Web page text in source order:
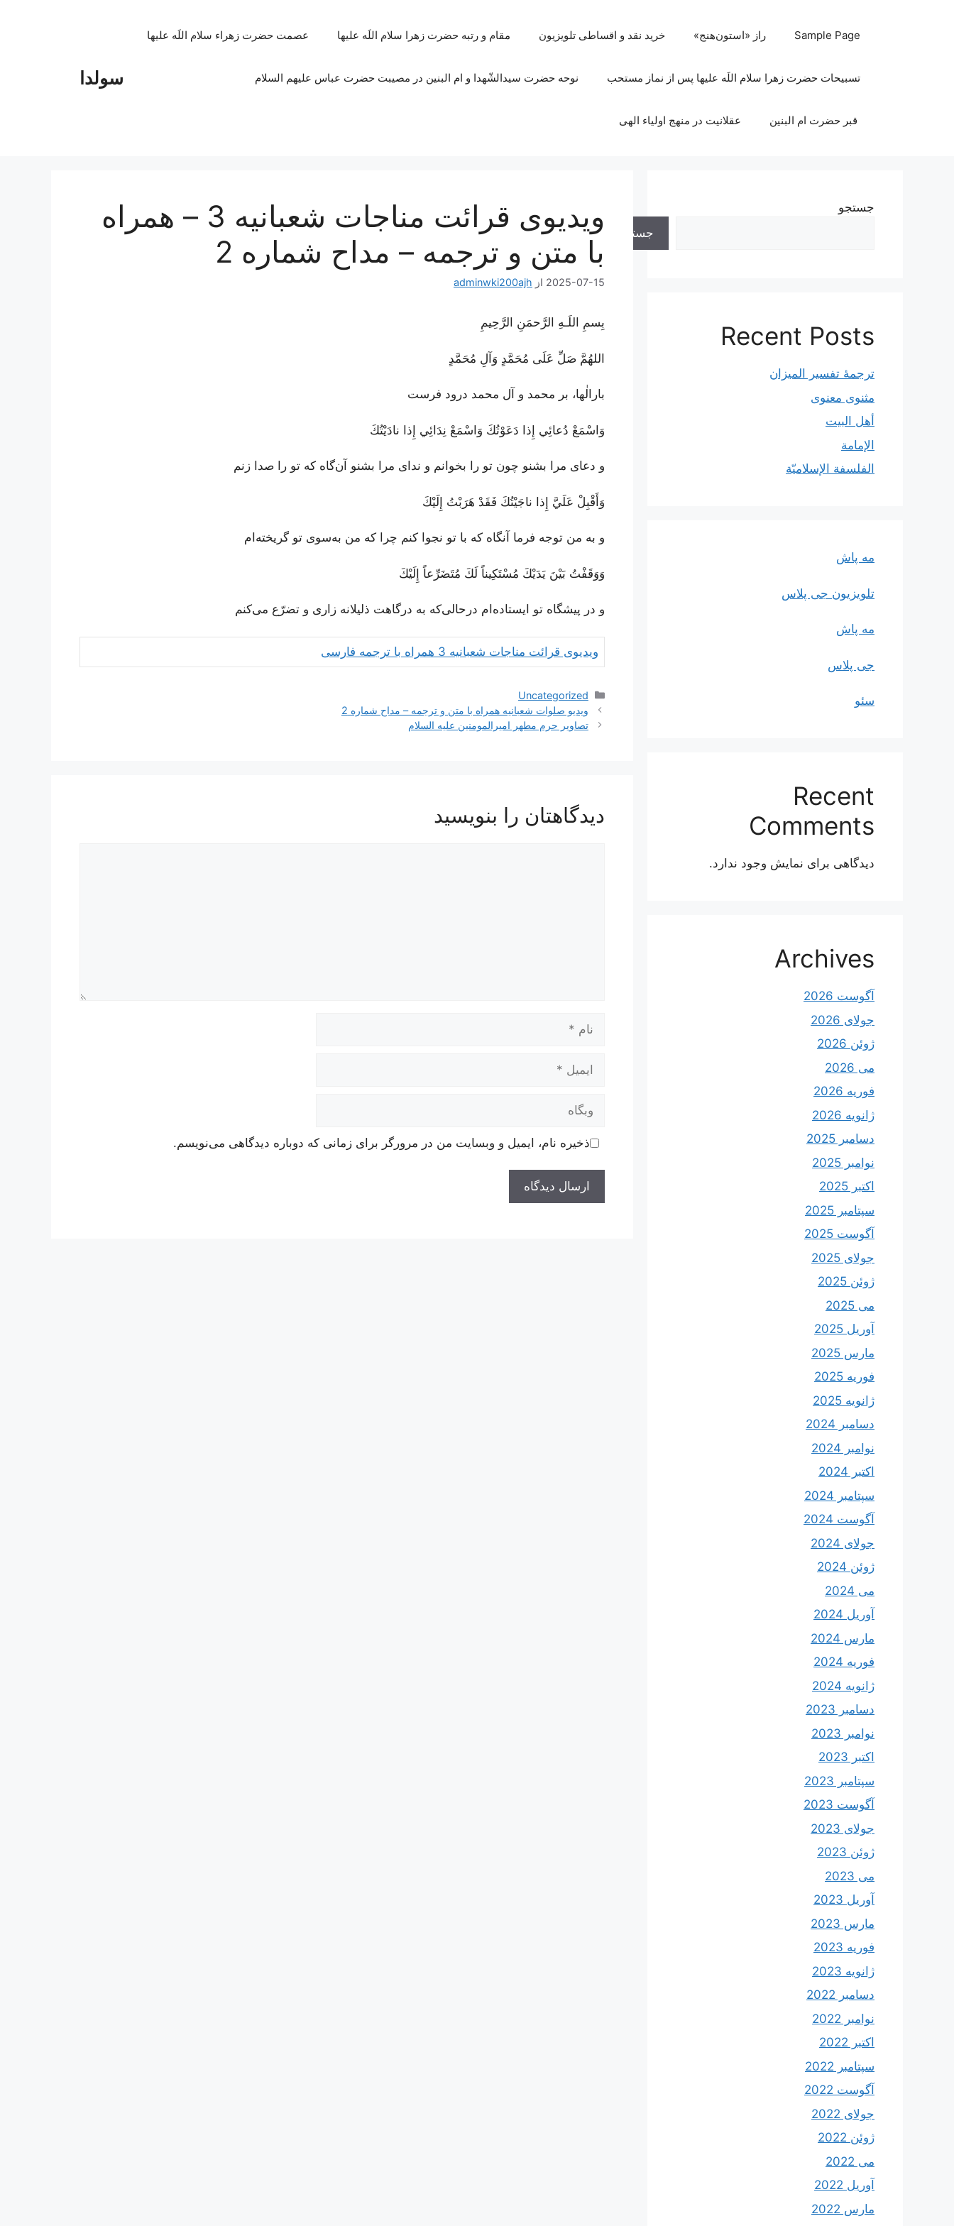
سولدا
Sample Page راز «استون‌هنج» خرید نقد و اقساطی تلویزیون مقام و رتبه حضرت زهرا سلام اللَه علیها عصمت حضرت زهراء سلام اللَه علیها
تسبیحات حضرت زهرا سلام اللَه علیها پس از نماز مستحب نوحه حضرت سیدالشّهدا و ام البنین در مصیبت حضرت عباس علیهم السلام
قبر حضرت ام البنین عقلانیت در منهج اولیاء الهی
ویدیوی قرائت مناجات شعبانیه 3 – همراه
با متن و ترجمه – مداح شماره 2
2025-07-15 از adminwki200ajh
بِسمِ اللَـهِ الرَّحمَنِ الرَّحِيمِ
اللهُمَّ صَلِّ عَلَى مُحَمَّدٍ وَآلِ مُحَمَّدٍ
بارالٰها، بر محمد و آل محمد درود فرست
وَاسْمَعْ دُعائِي إِذا دَعَوْتُكَ وَاسْمَعْ نِدَائِي إِذا نادَيْتُكَ
و دعای مرا بشنو چون تو را بخوانم و ندای مرا بشنو آن‌گاه که تو را صدا زنم
وَأَقْبِلْ عَلَيَّ إِذا ناجَيْتُكَ فَقَدْ هَرَبْتُ إِلَيْكَ
و به من توجه فرما آنگاه که با تو نجوا کنم چرا که من به‌سوی تو گریخته‌ام
وَوَقَفْتُ بَيْنَ يَدَيْكَ مُسْتَكِيناً لَكَ مُتَضَرِّعاً إِلَيْكَ
و در پیشگاه تو ایستاده‌ام درحالی‌که به درگاهت ذلیلانه زاری و تضرّع می‌کنم
ویدیوی قرائت مناجات شعبانیه 3 همراه با ترجمه فارسی
دسته‌ها
Uncategorized
ناوبری
نوشته‌ها
ویدیو صلوات شعبانیه همراه با متن و ترجمه – مداح شماره 2
تصاویر حرم مطهر امیرالمومنین علیه السلام
دیدگاهتان را بنویسید
وبگاه
ذخیره نام، ایمیل و وبسایت من در مرورگر برای زمانی که دوباره دیدگاهی می‌نویسم.
جستجو
جستجو
Recent Posts
ترجمۀ تفسیر المیزان
مثنوی معنوی
أهل البيت
الإمامة
الفلسفة الإسلاميّة
مه پاش
تلویزیون جی پلاس
مه پاش
جی پلاس
سئو
Recent
Comments
دیدگاهی برای نمایش وجود ندارد.
Archives
آگوست 2026
جولای 2026
ژوئن 2026
می 2026
فوریه 2026
ژانویه 2026
دسامبر 2025
نوامبر 2025
اکتبر 2025
سپتامبر 2025
آگوست 2025
جولای 2025
ژوئن 2025
می 2025
آوریل 2025
مارس 2025
فوریه 2025
ژانویه 2025
دسامبر 2024
نوامبر 2024
اکتبر 2024
سپتامبر 2024
آگوست 2024
جولای 2024
ژوئن 2024
می 2024
آوریل 2024
مارس 2024
فوریه 2024
ژانویه 2024
دسامبر 2023
نوامبر 2023
اکتبر 2023
سپتامبر 2023
آگوست 2023
جولای 2023
ژوئن 2023
می 2023
آوریل 2023
مارس 2023
فوریه 2023
ژانویه 2023
دسامبر 2022
نوامبر 2022
اکتبر 2022
سپتامبر 2022
آگوست 2022
جولای 2022
ژوئن 2022
می 2022
آوریل 2022
مارس 2022